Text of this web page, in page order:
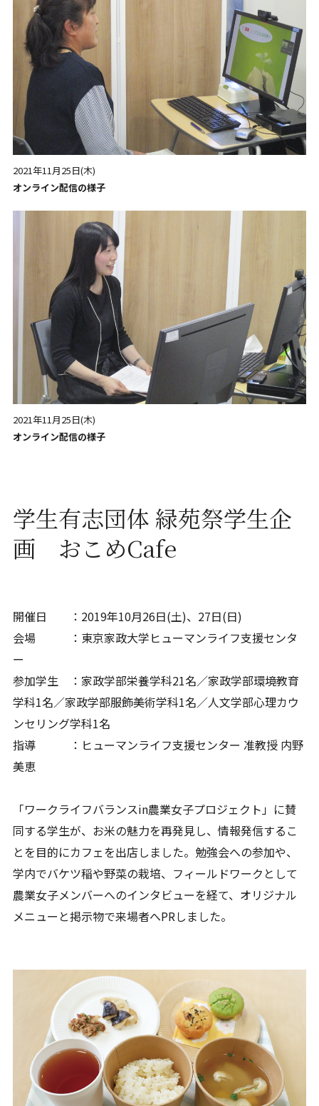
2021年11月25日(木)
オンライン配信の様子
2021年11月25日(木)
オンライン配信の様子
学生有志団体 緑苑祭学生企
画 おこめCafe
開催日 ：2019年10月26日(土)、27日(日)
会場 ：東京家政大学ヒューマンライフ支援センタ
ー
参加学生 ：家政学部栄養学科21名／家政学部環境教育
学科1名／家政学部服飾美術学科1名／人文学部心理カウ
ンセリング学科1名
指導 ：ヒューマンライフ支援センター 准教授 内野
美恵
「ワークライフバランスin農業女子プロジェクト」に賛
同する学生が、お米の魅力を再発見し、情報発信するこ
とを目的にカフェを出店しました。勉強会への参加や、
学内でバケツ稲や野菜の栽培、フィールドワークとして
農業女子メンバーへのインタビューを経て、オリジナル
メニューと掲示物で来場者へPRしました。